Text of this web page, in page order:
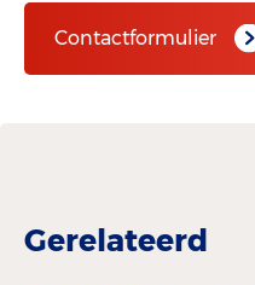
Contactformulier
Gerelateerd